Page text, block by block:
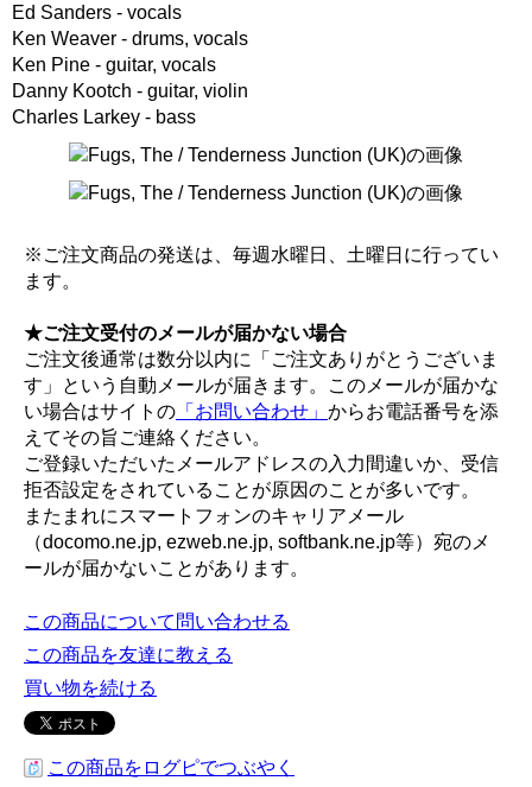
Ed Sanders - vocals
Ken Weaver - drums, vocals
Ken Pine - guitar, vocals
Danny Kootch - guitar, violin
Charles Larkey - bass
※ご注文商品の発送は、毎週水曜日、土曜日に行ってい
ます。
★ご注文受付のメールが届かない場合
ご注文後通常は数分以内に「ご注文ありがとうございま
す」という自動メールが届きます。このメールが届かな
い場合はサイトの 「お問い合わせ」 からお電話番号を添
えてその旨ご連絡ください。
ご登録いただいたメールアドレスの入力間違いか、受信
拒否設定をされていることが原因のことが多いです。
またまれにスマートフォンのキャリアメール
（docomo.ne.jp, ezweb.ne.jp, softbank.ne.jp等）宛のメ
ールが届かないことがあります。
この商品について問い合わせる
この商品を友達に教える
買い物を続ける
この商品をログピでつぶやく